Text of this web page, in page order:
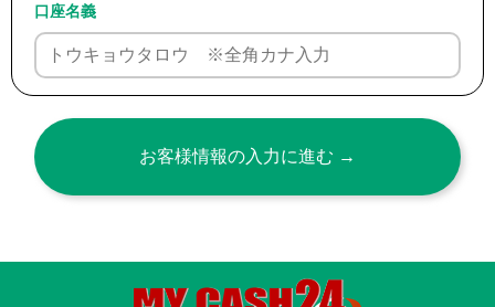
口座名義
お客様情報の入力に進む →